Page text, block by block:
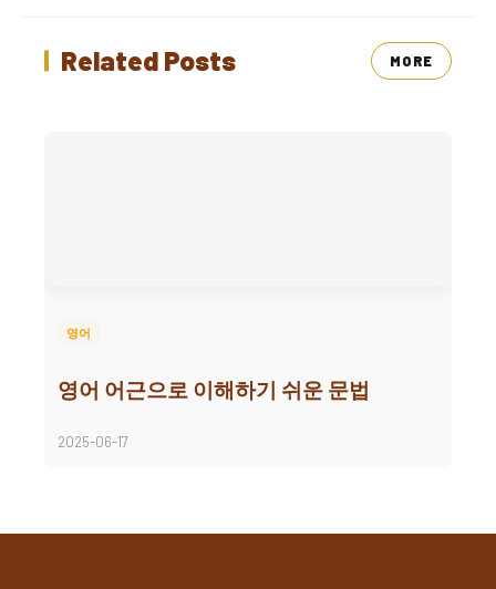
Related Posts MORE
영어
영어 어근으로 이해하기 쉬운 문법
2025-06-17